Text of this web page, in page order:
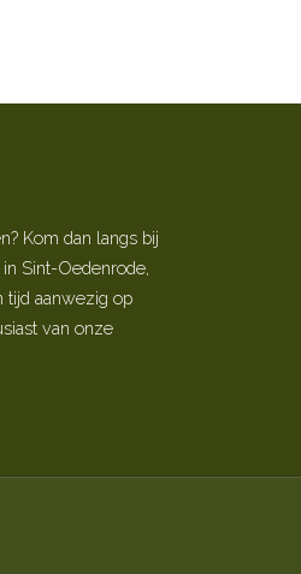
Kom dan langs bij
Sint-Oedenrode,
tijd aanwezig op
van onze